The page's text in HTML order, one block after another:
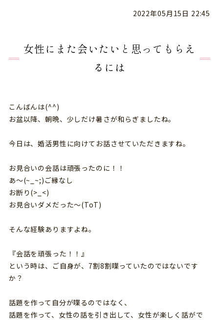
2022年05月15日 22:45
女性にまた会いたいと思ってもらえ
るには
こんばんは(^^)
お盆以降、朝晩、少しだけ暑さが和らぎましたね。
今日は、婚活男性に向けてお話させていただきますね。
お見合いの会話は頑張ったのに！！
あ～(~_~;)ご縁なし
お断り(>_<)
お見合いダメだった～(ToT)
そんな経験ありますよね。
『会話を頑張った！！』
という時は、ご自身が、7割8割喋っていたのではないです
か？
話題を作って自分が喋るのではなく、
話題を作って、女性の話を引き出して、女性が楽しく話がで